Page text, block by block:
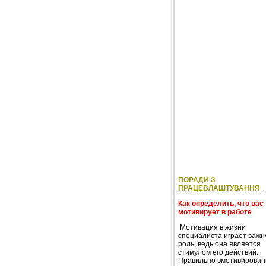
ПОРАДИ З
ПРАЦЕВЛАШТУВАННЯ
Как определить, что вас
мотивирует в работе
Мотивация в жизни
специалиста играет
роль, ведь она является
стимулом его действий.
Правильно